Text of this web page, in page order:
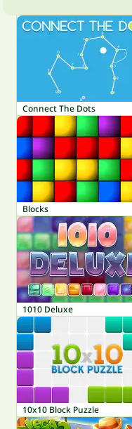
Connect The Dots
Blocks
1010 Deluxe
10x10 Block Puzzle